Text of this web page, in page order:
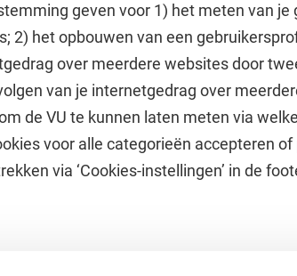
geven voor 1) het meten van je
2) het opbouwen van een
over meerdere websites door
van je internetgedrag over
de VU te kunnen laten meten via
voor alle categorieën accepteren
via ‘Cookies-instellingen’ in de
Uitgelicht
Doneer aan het
VU Magazine